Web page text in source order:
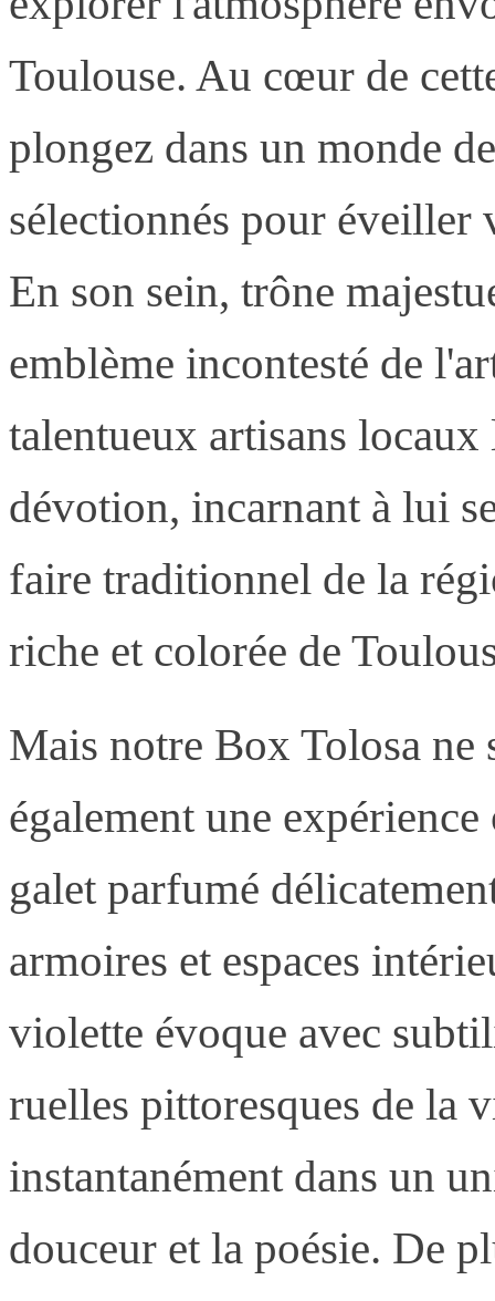
Toulouse. Au cœur de
plongez dans un monde
sélectionnés pour éveiller
En son sein, trône
emblème incontesté de
talentueux artisans
dévotion, incarnant à lui
faire traditionnel de la
riche et colorée de
Mais notre Box Tolosa ne
également une
galet parfumé
armoires et espaces
violette évoque avec
ruelles pittoresques de la
instantanément dans un
douceur et la poésie. De